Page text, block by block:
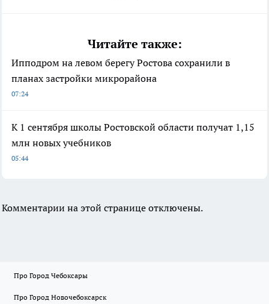
Читайте также:
Ипподром на левом берегу Ростова сохранили в
планах застройки микрорайона
07:24
К 1 сентября школы Ростовской области получат 1,15
млн новых учебников
05:44
Комментарии на этой странице отключены.
Про Город Чебоксары
Про Город Новочебоксарск